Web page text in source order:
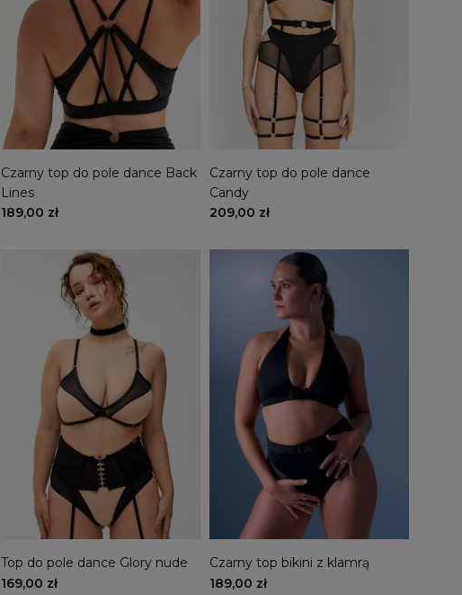
Czarny top do pole dance Back
Lines
189,00 zł
Czarny top do pole dance
Candy
209,00 zł
Top do pole dance Glory nude
169,00 zł
Czarny top bikini z klamrą
189,00 zł